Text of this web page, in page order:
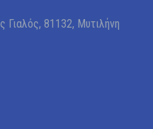
81132, Μυτιλήνη